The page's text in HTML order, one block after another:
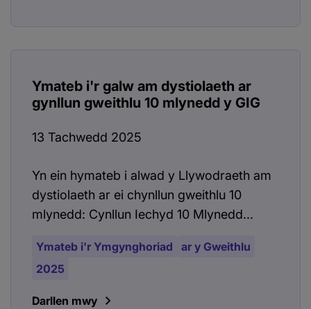
Ymateb i'r galw am dystiolaeth ar
gynllun gweithlu 10 mlynedd y GIG
13 Tachwedd 2025
Yn ein hymateb i alwad y Llywodraeth am
dystiolaeth ar ei chynllun gweithlu 10
mlynedd: Cynllun Iechyd 10 Mlynedd...
Ymateb i'r Ymgynghoriad
ar y Gweithlu
2025
Darllen mwy